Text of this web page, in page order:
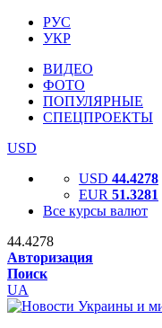
РУС
УКР
ВИДЕО
ФОТО
ПОПУЛЯРНЫЕ
СПЕЦПРОЕКТЫ
USD
USD 44.4278
EUR 51.3281
Все курсы валют
44.4278
Авторизация
Поиск
UA